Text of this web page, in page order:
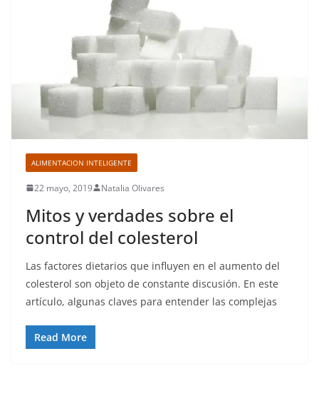
ALIMENTACION INTELIGENTE
22 mayo, 2019 Natalia Olivares
Mitos y verdades sobre el
control del colesterol
Las factores dietarios que influyen en el aumento del
colesterol son objeto de constante discusión. En este
artículo, algunas claves para entender las complejas
Read More